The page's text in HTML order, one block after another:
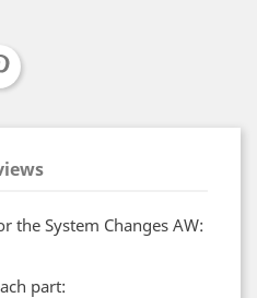
the System Changes AW:
part: